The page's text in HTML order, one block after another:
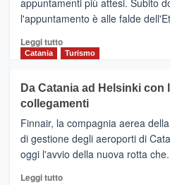
CLUB
presenta
“Vino
&
Cultura
tappe
dell’enoturismo
appuntamenti più attesi. Subito
l'appuntamento è alle falde
Leggi tuttoLeggi
di
RANDAZZO
–
Ci
siamo
quasi….
pronti
per
Catania Turismo
Da Catania ad Helsinki con
collegamenti
Finnair, la compagnia aerea
di gestione degli aeroporti di
oggi l'avvio della nuova rotta
Leggi tuttoLeggi